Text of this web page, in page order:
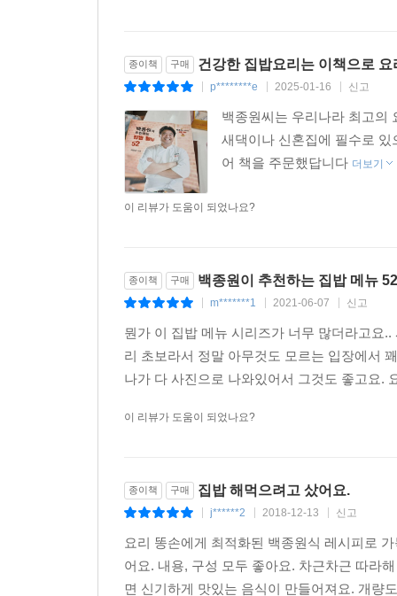
종이책 구매 건강한 집밥요리는 이책으로 요
p********e 2025-01-16 신고
백종원씨는 우리나라 최고의
새댁이나 신혼집에 필수로
어 책을 주문했답니다 더보기
이 리뷰가 도움이 되었나요?
종이책 구매 백종원이 추천하는 집밥 메뉴 52
m*******1 2021-06-07 신고
뭔가 이 집밥 메뉴 시리즈가 너무 많더라고요
리 초보라서 정말 아무것도 모르는 입장에서
나가 다 사진으로 나와있어서 그것도 좋고요.
이 리뷰가 도움이 되었나요?
종이책 구매 집밥 해먹으려고 샀어요.
j******2 2018-12-13 신고
요리 똥손에게 최적화된 백종원식 레시피로
어요. 내용, 구성 모두 좋아요. 차근차근 따라
면 신기하게 맛있는 음식이 만들어져요. 개량